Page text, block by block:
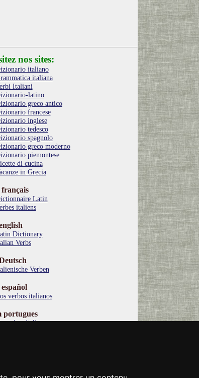
nos sites:
italiano
italiana
Italiani
latino
greco antico
francese
inglese
tedesco
spagnolo
greco moderno
piemontese
di cucina
in Grecia
Latin
italiens
Dictionary
Verbs
Verben
verbos italianos
portugues
verbos italianos
Λεξικό